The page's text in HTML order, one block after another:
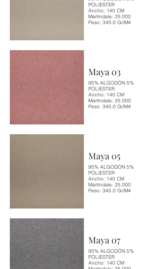
POLIESTER
Ancho: 140 CM
Martindale: 25.000
Peso: 345.0 Gr/M4
Maya 03
95% ALGODÓN 5%
POLIESTER
Ancho: 140 CM
Martindale: 25.000
Peso: 345.0 Gr/M4
Maya 05
95% ALGODÓN 5%
POLIESTER
Ancho: 140 CM
Martindale: 25.000
Peso: 345.0 Gr/M4
Maya 07
95% ALGODÓN 5%
POLIESTER
Ancho: 140 CM